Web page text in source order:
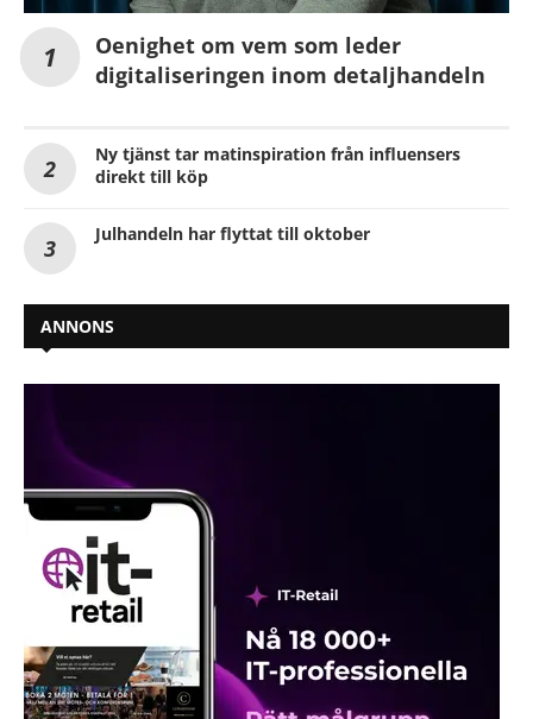
Oenighet om vem som leder
digitaliseringen inom detaljhandeln
Ny tjänst tar matinspiration från influensers
direkt till köp
Julhandeln har flyttat till oktober
ANNONS